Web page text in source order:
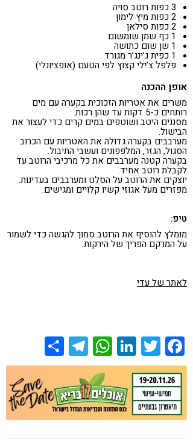
3 כפות רוטב סויה
2 כפות מיץ לימון
2 כפות סילאן
1 כף שמן שומשום
1 שן שום כתושה
1 כפית ג’ינג’ר מגורד
פלפל צ’ילי קצוץ לפי הטעם (אופציונלי)
אופן ההכנה
משרים את אטריות הזכוכית בקערה עם מים
רותחים כ-5 דקות עד שהן רכות.
מסננים היטב ושוטפים במים קרים כדי לעצור את
הבישול.
מערבבים בקערה גדולה את האטריות עם הכרוב
הסגול, הגזר, המלפפונים ועשבי התיבול.
בקערה קטנה מערבבים את כל מרכיבי הרוטב עד
לקבלת רוטב אחיד.
יוצקים את הרוטב על הסלט ומערבבים בעדינות.
מפזרים מעל אגוזי קשיו קלויים ומגישים.
טיפ:
מומלץ להוסיף את הרוטב סמוך להגשה כדי לשמור
על המרקם הפריך של הירקות.
לאתר של עדי
Facebook
Twitter
LinkedIn
WhatsApp
Telegram